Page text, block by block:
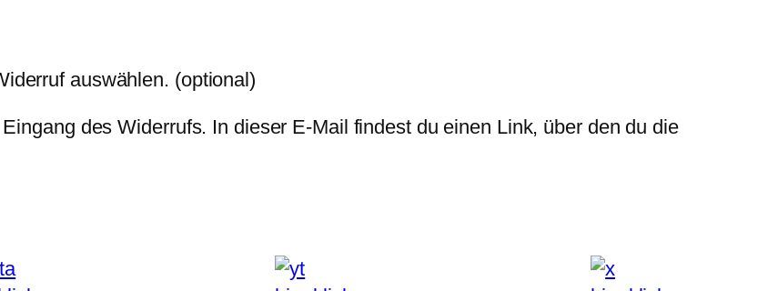
auswählen. (optional)
des Widerrufs. In dieser E-Mail findest du einen Link, über den du die